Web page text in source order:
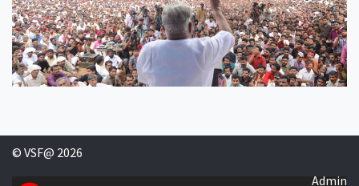
© VSF@ 2026
Admin